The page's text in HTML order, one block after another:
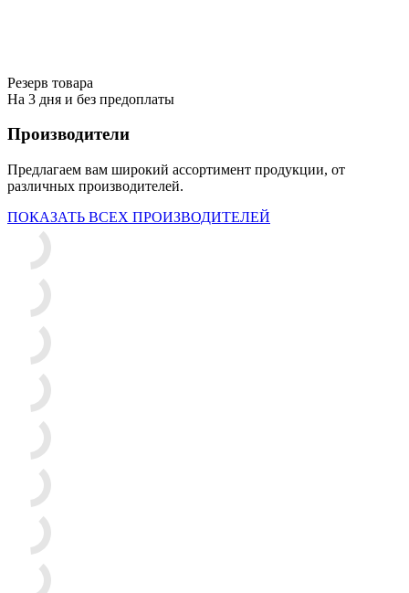
Резерв товара
На 3 дня и без предоплаты
Производители
Предлагаем вам широкий ассортимент продукции, от
различных производителей.
ПОКАЗАТЬ ВСЕХ ПРОИЗВОДИТЕЛЕЙ